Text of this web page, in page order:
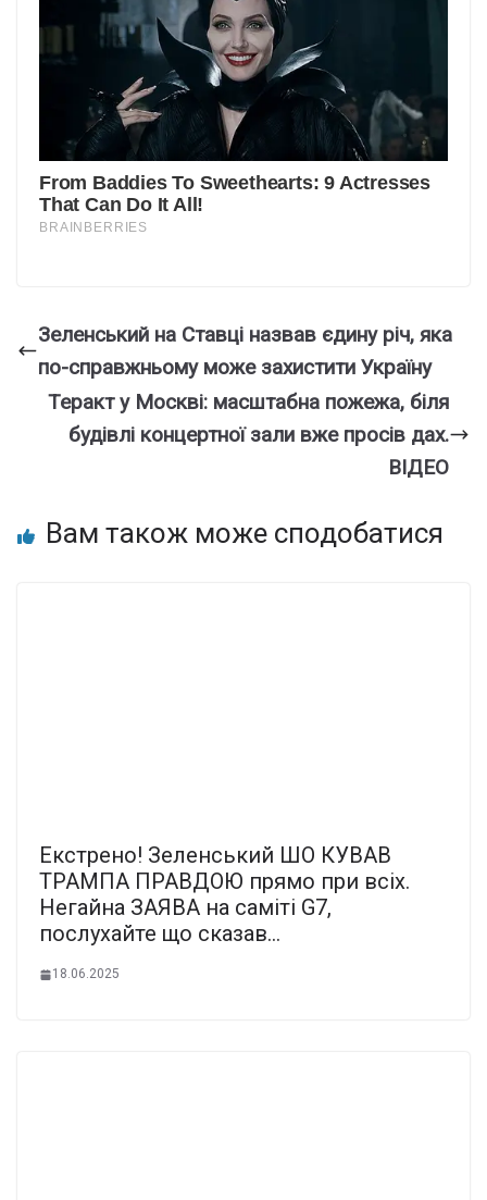
Зеленський на Ставці назвав єдину річ, яка
по-справжньому може захистити Україну
Теракт у Москві: масштабна пожежа, біля
будівлі концертної зали вже просів дах.
ВІДЕО
Вам також може сподобатися
Екстрено! Зеленський ШО КУВАВ
ТРАМПА ПРАВДОЮ прямо при всіх.
Негайна ЗАЯВА на саміті G7,
послухайте що сказав…
18.06.2025